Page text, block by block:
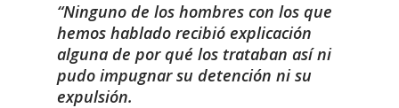
Ninguno de los hombres con los que
hemos hablado recibió explicación
alguna de por qué los trataban así ni
pudo impugnar su detención ni su
expulsión.